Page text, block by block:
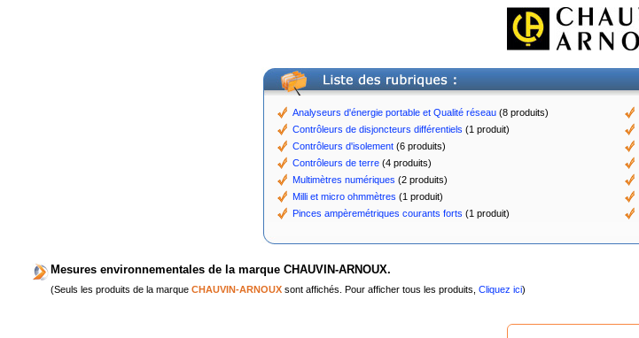
Analyseurs d'énergie portable et Qualité réseau(8 produits)
Contrôleurs de disjoncteurs différentiels (1 produit)
Contrôleurs d'isolement(6 produits)
Contrôleurs de terre(4 produits)
Multimètres numériques (2 produits)
Milli et micro ohmmètres (1 produit)
Pinces ampèremétriques courants forts (1 produit)
Mesures environnementales de la marque CHAUVIN-ARNOUX.
(Seuls les produits de la marque CHAUVIN-ARNOUX sont affichés. Pour afficher tous les produits, Cliquez ici)